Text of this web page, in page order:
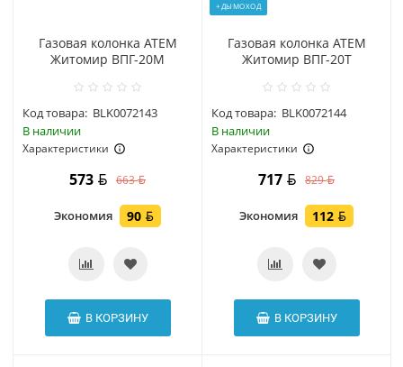
Газовая колонка АТЕМ
Житомир ВПГ-20М
Код товара: BLK0072143
В наличии
Характеристики
573 663
Экономия 90
В КОРЗИНУ
+ДЫМОХОД
Газовая колонка АТЕМ
Житомир ВПГ-20Т
Код товара: BLK0072144
В наличии
Характеристики
717 829
Экономия 112
В КОРЗИНУ